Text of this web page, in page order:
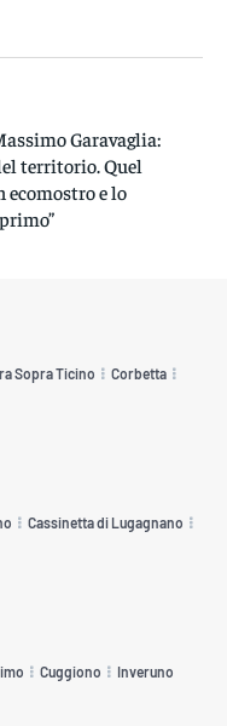
Garavaglia:
territorio. Quel
ecomostro e lo
Sopra Ticino Corbetta
Cassinetta di Lugagnano
Cuggiono Inveruno